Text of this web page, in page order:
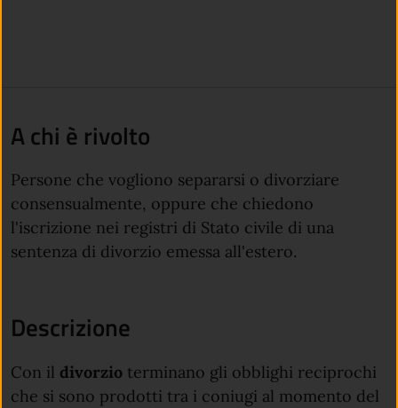
A chi è rivolto
Persone che vogliono separarsi o divorziare
consensualmente, oppure che chiedono
l'iscrizione nei registri di Stato civile di una
sentenza di divorzio emessa all'estero.
Descrizione
Con il divorzio terminano gli obblighi reciprochi
che si sono prodotti tra i coniugi al momento del